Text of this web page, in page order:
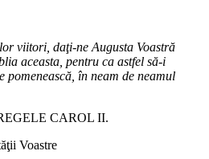
viitori, daţi-ne Augusta Voastră
aceasta, pentru ca astfel să-i
pomenească, în neam de neamul
CAROL II.
Voastre